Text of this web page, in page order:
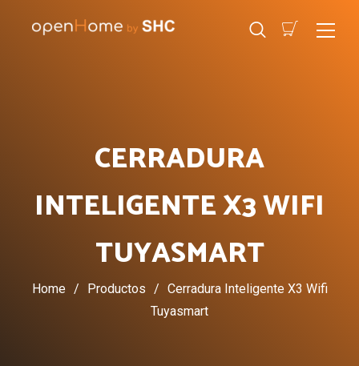
CERRADURA
INTELIGENTE X3 WIFI
TUYASMART
Home / Productos / Cerradura Inteligente X3 Wifi
Tuyasmart